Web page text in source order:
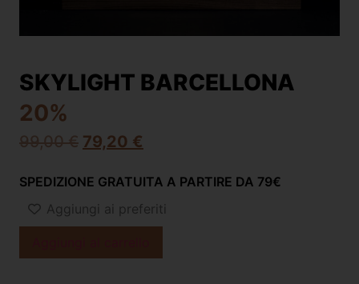
SKYLIGHT BARCELLONA
20%
99,00€ 79,20 €
SPEDIZIONE GRATUITA A PARTIRE DA 79€
Aggiungi ai preferiti